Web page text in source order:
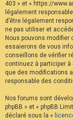
i
p
t
o
n
F
A
Q
403 » et « https://
légalement
d’être légalement
ne pas utiliser et
Nous pouvons modifier
essaierons de vous
conseillons de vérifier
continuez à participer à
que des modifications
responsable des
Nos forums sont
phpBB » et « phpBB
déclaré sous la «